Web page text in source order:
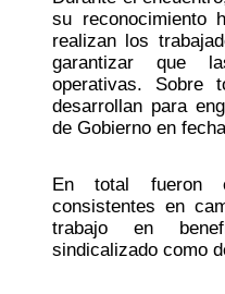
su reconocimiento
realizan los
garantizar que
operativas. Sobre
desarrollan para
de Gobierno en
En total fueron
consistentes en
trabajo en
sindicalizado como